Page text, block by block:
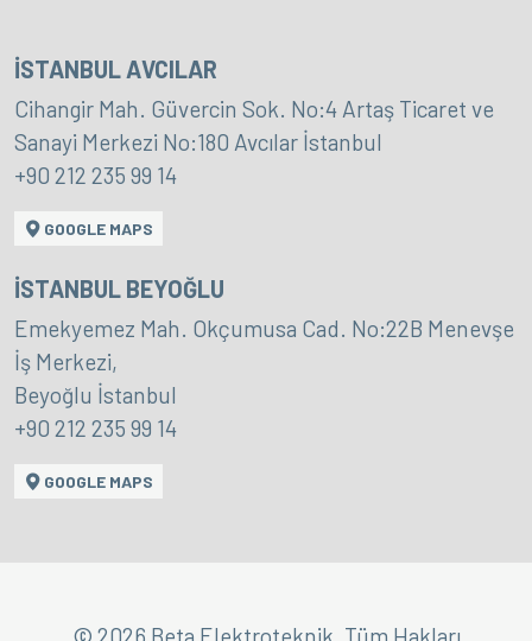
İSTANBUL AVCILAR
Cihangir Mah. Güvercin Sok. No:4 Artaş Ticaret ve
Sanayi Merkezi No:180 Avcılar İstanbul
+90 212 235 99 14
GOOGLE MAPS
İSTANBUL BEYOĞLU
Emekyemez Mah. Okçumusa Cad. No:22B Menevşe
İş Merkezi,
Beyoğlu İstanbul
+90 212 235 99 14
GOOGLE MAPS